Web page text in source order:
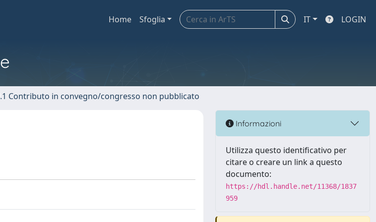
Home Sfoglia IT LOGIN
Contributo in convegno/congresso non pubblicato
Informazioni
Utilizza questo identificativo per
citare o creare un link a questo
documento:
https://hdl.handle.net/11368/1837
959